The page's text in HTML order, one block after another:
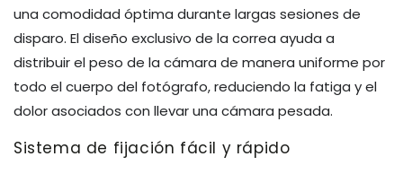
una comodidad óptima durante largas sesiones de
disparo. El diseño exclusivo de la correa ayuda a
distribuir el peso de la cámara de manera uniforme por
todo el cuerpo del fotógrafo, reduciendo la fatiga y el
dolor asociados con llevar una cámara pesada.
Sistema de fijación fácil y rápido